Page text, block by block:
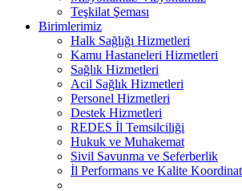
Teşkilat Şeması
Birimlerimiz
Halk Sağlığı Hizmetleri
Kamu Hastaneleri Hizmetleri
Sağlık Hizmetleri
Acil Sağlık Hizmetleri
Personel Hizmetleri
Destek Hizmetleri
REDES İl Temsilciliği
Hukuk ve Muhakemat
Sivil Savunma ve Seferberlik
İl Performans ve Kalite